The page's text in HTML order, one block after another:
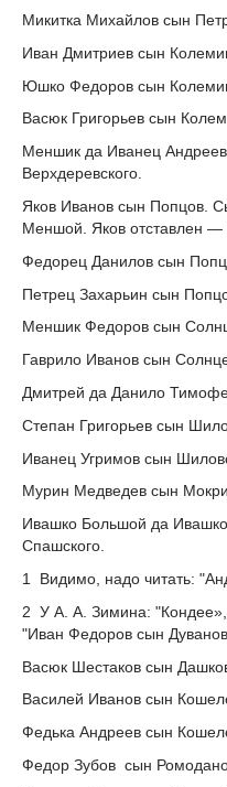
Микитка Михайлов сын
Иван Дмитриев сын
Юшко Федоров сын
Васюк Григорьев сын
Меншик да Иванец
Верхдеревского.
Яков Иванов сын Попцов.
Меншой. Яков отставлен —
Федорец Данилов сын
Петрец Захарьин сын
Меншик Федоров сын
Гаврило Иванов сын
Дмитрей да Данило
Степан Григорьев сын
Иванец Угримов сын
Мурин Медведев сын
Ивашко Большой да
Спашского.
1
Видимо, надо читать:
2 У А. А. Зимина: "Кондее»,
"Иван Федоров сын Дуванов
Васюк Шестаков сын
Василей Иванов сын
Федька Андреев сын
Федор Зубов сын